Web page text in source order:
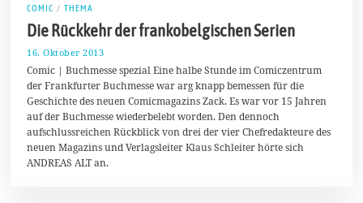
COMIC / THEMA
Die Rückkehr der frankobelgischen Serien
16. Oktober 2013
.
D
e
z
m
b
e
Comic | Buchmesse spezial Eine halbe Stunde im Comiczentrum
der Frankfurter Buchmesse war arg knapp bemessen für die
Geschichte des neuen Comicmagazins Zack. Es war vor 15 Jahren
auf der Buchmesse wiederbelebt worden. Den dennoch
aufschlussreichen Rückblick von drei der vier Chefredakteure des
neuen Magazins und Verlagsleiter Klaus Schleiter hörte sich
ANDREAS ALT an.